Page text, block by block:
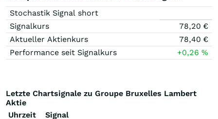
Stochastik Signal short
Signalkurs
78,20 €
Aktueller Aktienkurs
78,40 €
Performance seit Signalkurs
+0,26 %
Letzte Chartsignale zu Groupe Bruxelles Lambert
Aktie
Uhrzeit
Signal